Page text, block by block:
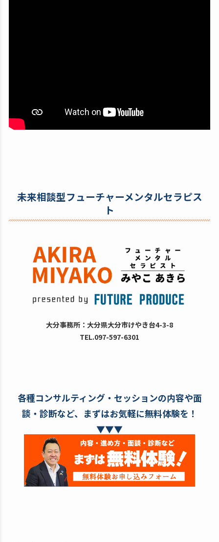
未来相談型フューチャーメンタルセラピス
ト
大分事務所：大分県大分市けやき台4-3-8
TEL.097-597-6301
各種コンサルティング・セッションの内容や面
談・診断など、まずはお気軽に無料体験を！
▼▼▼